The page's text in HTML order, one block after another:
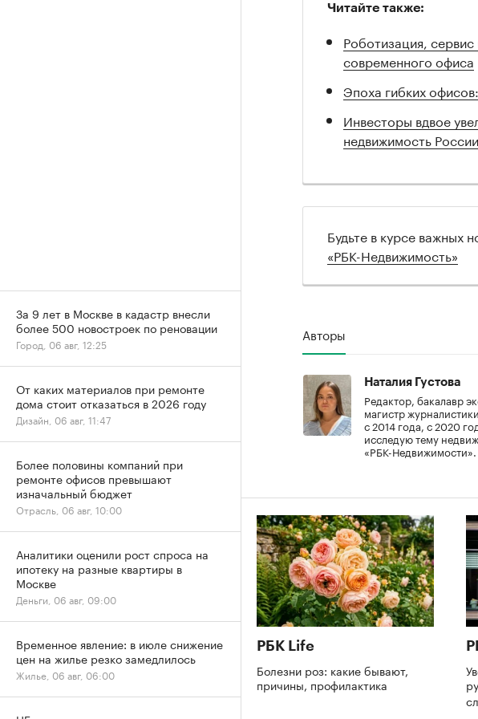
Читайте также:
Роботизация,
современного офиса
Эпоха гибких
Инвесторы вдвое
недвижимость России
Будьте в курсе важных
«РБК-Недвижимость»
Авторы
Наталия Густова
Редактор, бакалавр
магистр
с 2014 года, с 2020
исследую тему
«РБК-Недвижимости».
РБК Life
Болезни роз: какие бывают,
причины, профилактика
За 9 лет в Москве в кадастр внесли
более 500 новостроек по реновации
Город, 06 авг, 12:25
От каких материалов при ремонте
дома стоит отказаться в 2026 году
Дизайн, 06 авг, 11:47
Более половины компаний при
ремонте офисов превышают
изначальный бюджет
Отрасль, 06 авг, 10:00
Аналитики оценили рост спроса на
ипотеку на разные квартиры в
Москве
Деньги, 06 авг, 09:00
Временное явление: в июле снижение
цен на жилье резко замедлилось
Жилье, 06 авг, 06:00